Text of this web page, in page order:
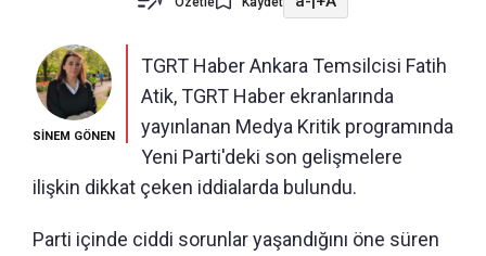
SİNEM GÖNEN
TGRT Haber Ankara Temsilcisi Fatih
Atik, TGRT Haber ekranlarında
yayınlanan Medya Kritik programında
Yeni Parti'deki son gelişmelere
ilişkin dikkat çeken iddialarda bulundu.
Parti içinde ciddi sorunlar yaşandığını öne süren